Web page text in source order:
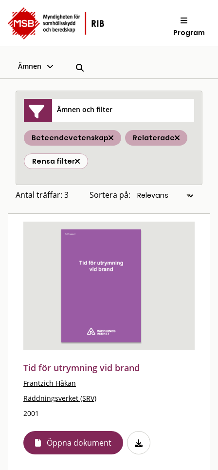
Program
Ämnen
Ämnen och filter
Beteendevetenskap Relaterade
Rensa filter
Antal träffar: 3 Sortera på:
Tid för utrymning vid brand
Frantzich Håkan
Räddningsverket (SRV)
2001
Öppna dokument